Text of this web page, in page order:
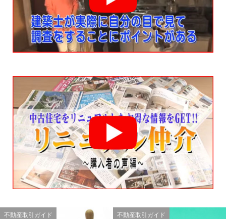
不動産取引ガイド 不動産取引ガイド